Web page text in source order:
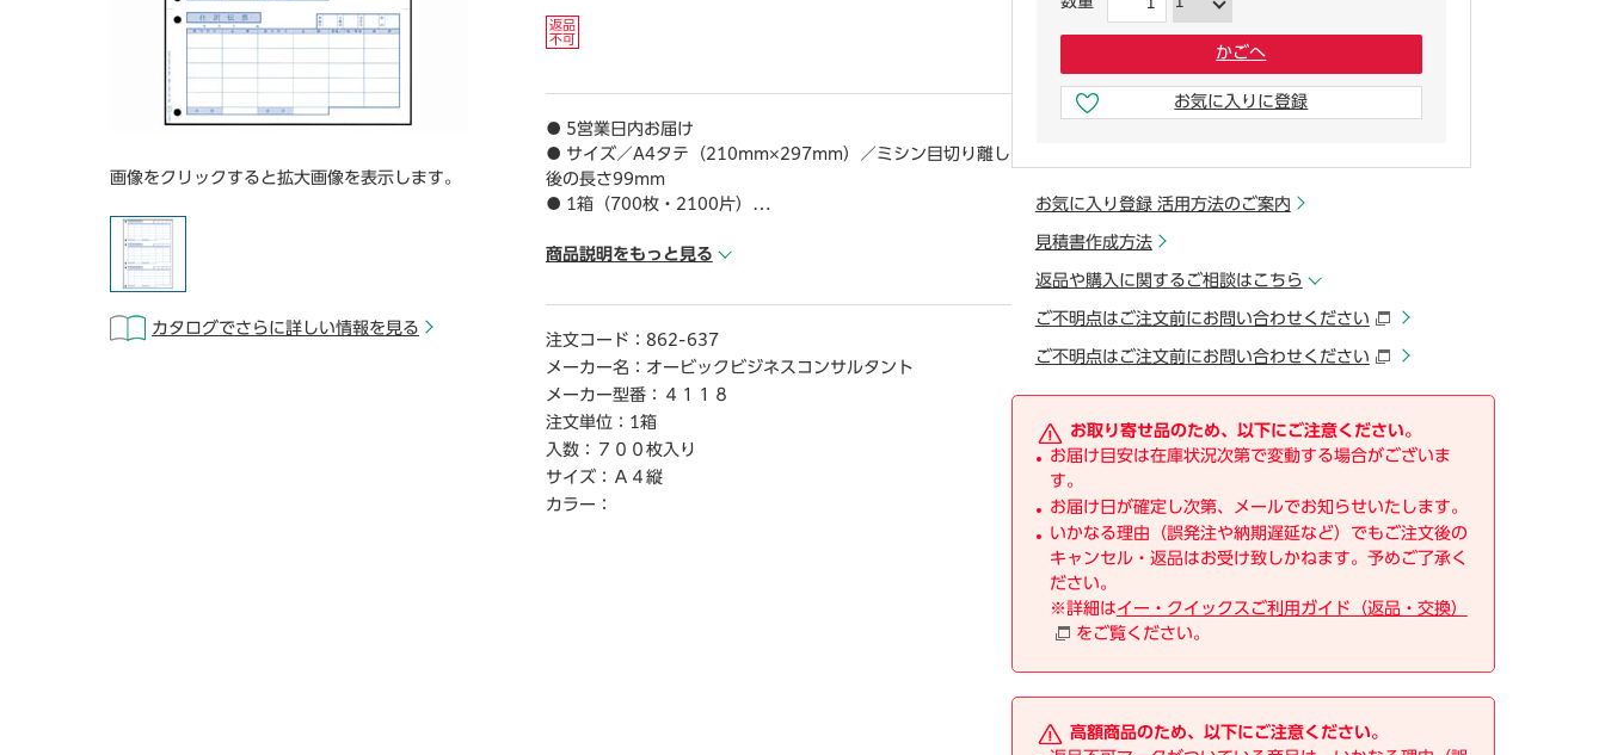
画像をクリックすると拡大画像を表示します。
カタログでさらに詳しい情報を見る
● 5営業日内お届け
● サイズ／A4タテ（210mm×297mm）／ミシン目切り離し
後の長さ99mm
● 1箱（700枚・2100片）
【デジタルカタログ】
クからご覧いただけます。
商品説明をもっと見る
注文コード： 862-637
メーカー名： オービックビジネスコンサルタント
メーカー型番：
４１１８
注文単位： 1箱
入数：
７００枚入り
サイズ： Ａ４縦
カラー：
かごへ
お気に入りに登録
お気に入り登録 活用方法のご案内
見積書作成方法
返品や購入に関するご相談はこちら
ご不明点はご注文前にお問い合わせください
ご不明点はご注文前にお問い合わせください
お取り寄せ品のため、以下にご注意ください。
お届け目安は在庫状況次第で変動する場合がございま
す。
お届け日が確定し次第、メールでお知らせいたします。
いかなる理由（誤発注や納期遅延など）でもご注文後の
キャンセル・返品はお受け致しかねます。予めご了承く
ださい。
※詳細はイー・クイックスご利用ガイド（返品・交換）
をご覧ください。
高額商品のため、以下にご注意ください。